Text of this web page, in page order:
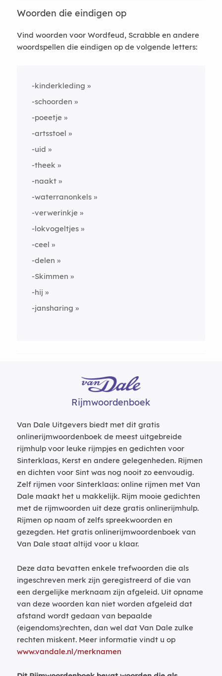
Woorden die eindigen op
Vind woorden voor Wordfeud, Scrabble en andere
woordspellen die eindigen op de volgende letters:
-kinderkleding
-schoorden
-poeetje
-artsstoel
-uid
-theek
-naakt
-waterranonkels
-verwerinkje
-lokvogeltjes
-ceel
-delen
-Skimmen
-hij
-jansharing
Rijmwoordenboek
Van Dale Uitgevers biedt met dit gratis
onlinerijmwoordenboek de meest uitgebreide
rijmhulp voor leuke rijmpjes en gedichten voor
Sinterklaas, Kerst en andere gelegenheden. Rijmen
en dichten voor Sint was nog nooit zo eenvoudig.
Zelf rijmen voor Sinterklaas: online rijmen met Van
Dale maakt het u makkelijk. Rijm mooie gedichten
met de rijmwoorden uit deze gratis onlinerijmhulp.
Rijmen op naam of zelfs spreekwoorden en
gezegden. Het gratis onlinerijmwoordenboek van
Van Dale staat altijd voor u klaar.
Deze data bevatten enkele trefwoorden die als
ingeschreven merk zijn geregistreerd of die van
een dergelijke merknaam zijn afgeleid. Uit opname
van deze woorden kan niet worden afgeleid dat
afstand wordt gedaan van bepaalde
(eigendoms)rechten, dan wel dat Van Dale zulke
rechten miskent. Meer informatie vindt u op
www.vandale.nl/merknamen